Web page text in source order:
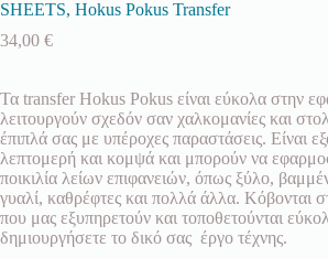
SHEETS, Hokus Pokus Transfer
34,00 €
Τα transfer Hokus Pokus είναι εύκολα στην
λειτουργούν σχεδόν σαν χαλκομανίες και
έπιπλά σας με υπέροχες παραστάσεις. Είναι
λεπτομερή και κομψά και μπορούν να
ποικιλία λείων επιφανειών, όπως ξύλο,
γυαλί, καθρέφτες και πολλά άλλα. Κόβονται
που μας εξυπηρετούν και τοποθετούνται
δημιουργήσετε το δικό σας έργο τέχνης.